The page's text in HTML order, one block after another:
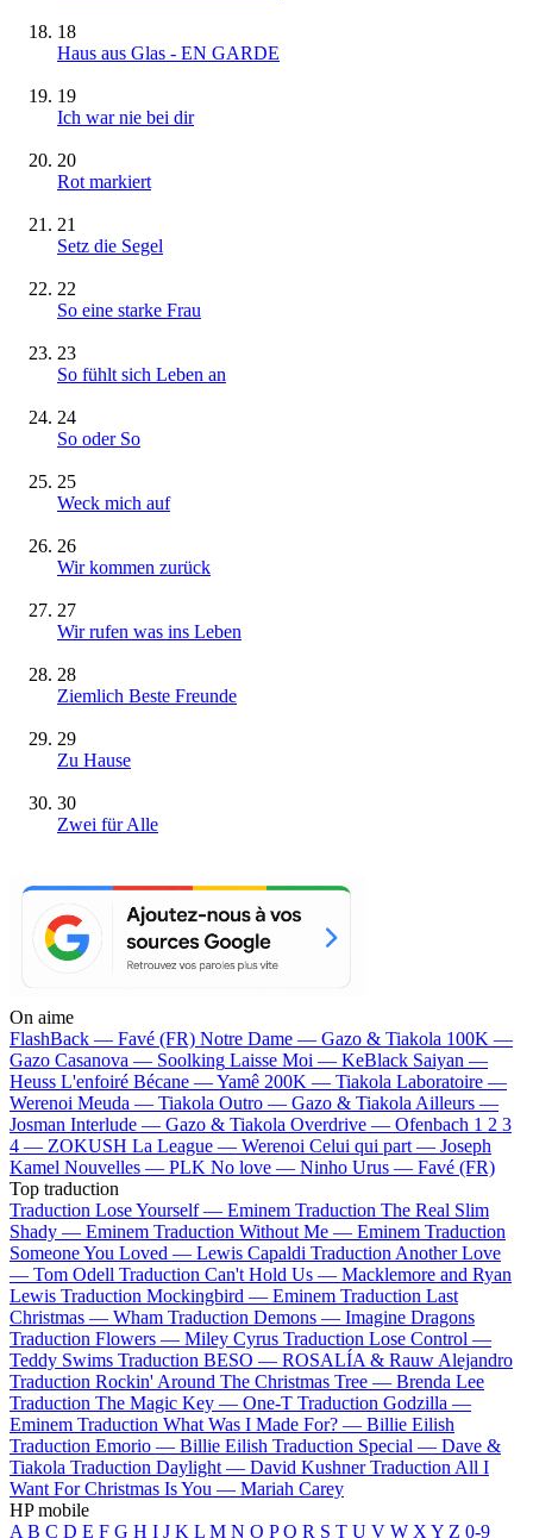
18
Haus aus Glas - EN GARDE
19
Ich war nie bei dir
20
Rot markiert
21
Setz die Segel
22
So eine starke Frau
23
So fühlt sich Leben an
24
So oder So
25
Weck mich auf
26
Wir kommen zurück
27
Wir rufen was ins Leben
28
Ziemlich Beste Freunde
29
Zu Hause
30
Zwei für Alle
On aime
FlashBack — Favé (FR) Notre Dame — Gazo & Tiakola 100K —
Gazo Casanova — Soolking Laisse Moi — KeBlack Saiyan —
Heuss L'enfoiré Bécane —Yamê 200K — Tiakola Laboratoire —
Werenoi Meuda — Tiakola Outro — Gazo & Tiakola Ailleurs —
Josman Interlude — Gazo & Tiakola Overdrive — Ofenbach 1 2 3
4 — ZOKUSH La League — Werenoi Celui qui part — Joseph
Kamel Nouvelles — PLK No love — Ninho Urus — Favé (FR)
Top traduction
Traduction Lose Yourself — Eminem Traduction The Real Slim
Shady — Eminem Traduction Without Me — Eminem Traduction
Someone You Loved — Lewis Capaldi Traduction Another Love
— Tom Odell Traduction Can't Hold Us — Macklemore and Ryan
Lewis Traduction Mockingbird — Eminem Traduction Last
Christmas — Wham Traduction Demons — Imagine Dragons
Traduction Flowers — Miley Cyrus Traduction Lose Control —
Teddy Swims Traduction BESO — ROSALÍA & Rauw Alejandro
Traduction Rockin' Around The Christmas Tree — Brenda Lee
Traduction The Magic Key — One-T Traduction Godzilla —
Eminem Traduction What Was I Made For? — Billie Eilish
Traduction Emorio — Billie Eilish Traduction Special — Dave &
Tiakola Traduction Daylight — David Kushner Traduction All I
Want For Christmas Is You — Mariah Carey
HP mobile
A B C D E F G H I J K L M N O P Q R S T U V W X Y Z 0-9